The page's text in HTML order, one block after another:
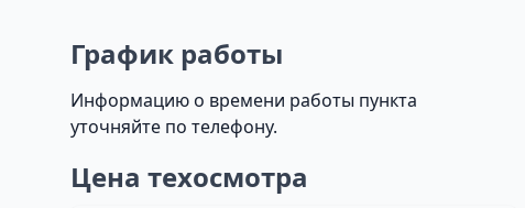
График работы
Информацию о времени работы пункта
уточняйте по телефону.
Цена техосмотра